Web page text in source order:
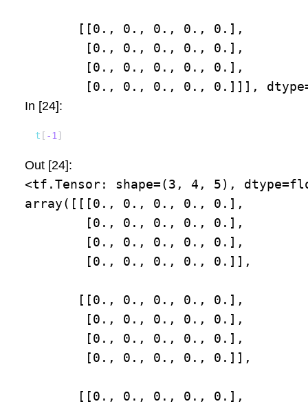
       [[0., 0., 0., 0., 0.],
        [0., 0., 0., 0., 0.],
        [0., 0., 0., 0., 0.],
[0., 0., 0., 0., 0.]]],
In [24]:
t [ -1 ]
Out [24]:
<tf.Tensor: shape=(3, 4, 5),
array([[[0., 0., 0., 0., 0.],
        [0., 0., 0., 0., 0.],
        [0., 0., 0., 0., 0.],
        [0., 0., 0., 0., 0.]],
       [[0., 0., 0., 0., 0.],
        [0., 0., 0., 0., 0.],
        [0., 0., 0., 0., 0.],
        [0., 0., 0., 0., 0.]],
       [[0., 0., 0., 0., 0.],